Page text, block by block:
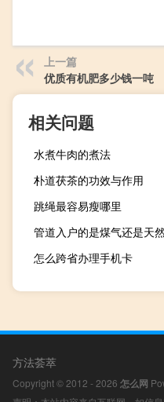
上一篇
优质有机肥多少钱一吨
相关问题
水煮牛肉的煮法
朴道茯茶的功效与作用
跳绳最容易瘦哪里
管道入户的是煤气还是天
怎么跨省办理手机卡
方法荟萃
Copyright © 2012 - 2026 怎么网